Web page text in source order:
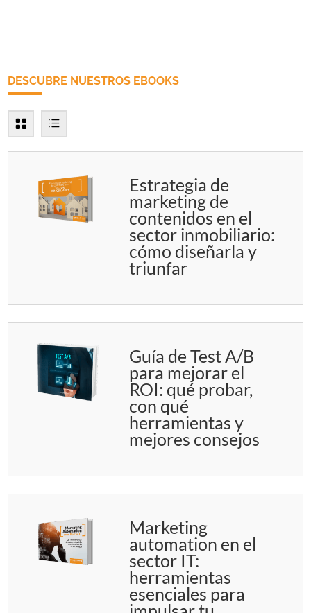
DESCUBRE NUESTROS EBOOKS
Estrategia de
marketing de
contenidos en el
sector inmobiliario:
cómo diseñarla y
triunfar
Guía de Test A/B
para mejorar el
ROI: qué probar,
con qué
herramientas y
mejores consejos
Marketing
automation en el
sector IT:
herramientas
esenciales para